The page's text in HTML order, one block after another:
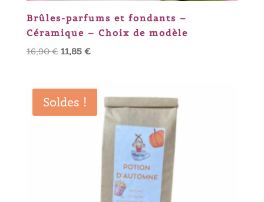
Brûles-parfums et fondants –
Céramique – Choix de modèle
16,90€ Le
était :
16,90 €.
11,85 €Le
est :
11,85 €.
Soldes !